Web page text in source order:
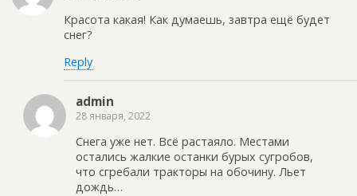
Красота какая! Как думаешь, завтра ещё будет
снег?
Reply
admin
28 января, 2022
Снега уже нет. Всё растаяло. Местами
остались жалкие останки бурых сугробов,
что сгребали тракторы на обочину. Льет
дождь…